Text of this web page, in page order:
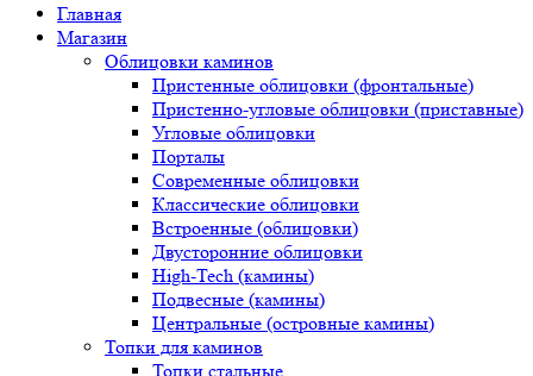
Главная
Магазин
Облицовки каминов
Пристенные облицовки (фронтальные)
Пристенно-угловые облицовки (приставные)
Угловые облицовки
Порталы
Современные облицовки
Классические облицовки
Встроенные (облицовки)
Двусторонние облицовки
High-Tech (камины)
Подвесные (камины)
Центральные (островные камины)
Топки для каминов
Топки стальные